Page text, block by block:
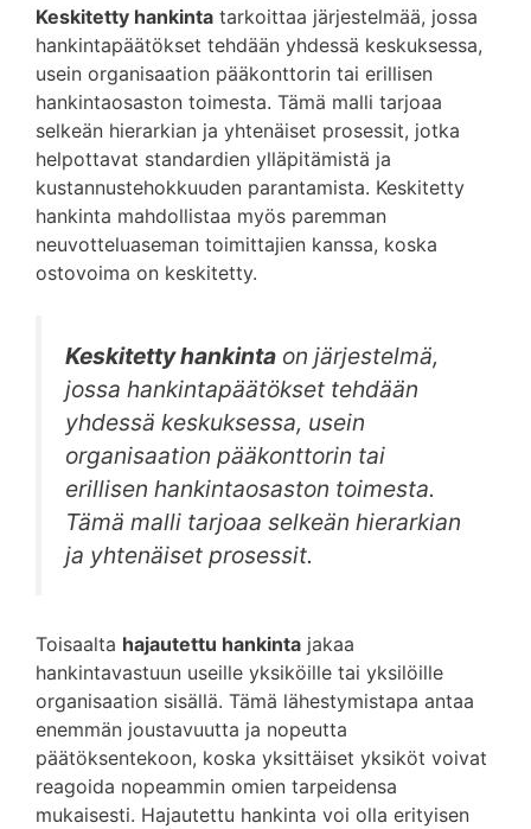
Keskitetty hankinta tarkoittaa järjestelmää, jossa
hankintapäätökset tehdään yhdessä keskuksessa,
usein organisaation pääkonttorin tai erillisen
hankintaosaston toimesta. Tämä malli tarjoaa
selkeän hierarkian ja yhtenäiset prosessit, jotka
helpottavat standardien ylläpitämistä ja
kustannustehokkuuden parantamista. Keskitetty
hankinta mahdollistaa myös paremman
neuvotteluaseman toimittajien kanssa, koska
ostovoima on keskitetty.
Keskitetty hankinta on järjestelmä,
jossa hankintapäätökset tehdään
yhdessä keskuksessa, usein
organisaation pääkonttorin tai
erillisen hankintaosaston toimesta.
Tämä malli tarjoaa selkeän hierarkian
ja yhtenäiset prosessit.
Toisaalta hajautettu hankinta jakaa
hankintavastuun useille yksiköille tai yksilöille
organisaation sisällä. Tämä lähestymistapa antaa
enemmän joustavuutta ja nopeutta
päätöksentekoon, koska yksittäiset yksiköt voivat
reagoida nopeammin omien tarpeidensa
mukaisesti. Hajautettu hankinta voi olla erityisen